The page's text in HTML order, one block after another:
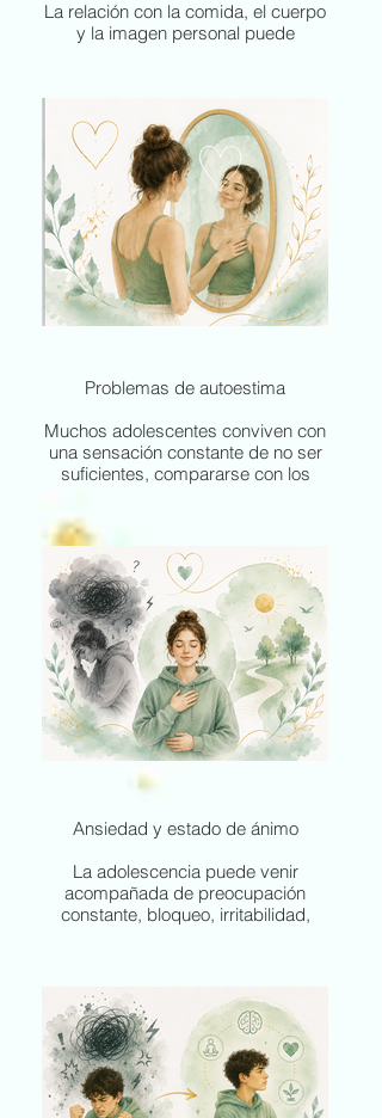
La relación con la comida, el cuerpo
y la imagen personal puede
restricción, atracones, culpa al
comer, miedo a engordar, rechazo
corporal, obsesión por la imagen o
una autoexigencia muy intensa.
En este proceso trabajamos desde
la comprensión, el respeto y la
sensibilidad, ayudando al
adolescente a recuperar una
relación más sana con la comida,
con su cuerpo y con su propia
autoestima, la regulación emocional
y los factores que pueden estar
manteniendo el problema, siempre
desde una intervención coordinada
y cuidadosa.
Problemas de autoestima
Muchos adolescentes conviven con
una sensación constante de no ser
suficientes, compararse con los
mirarse a sí mismos desde la
crítica. Esto puede afectar a su
seguridad, a sus relaciones, a su
motivación y a su bienestar
emocional.
En terapia trabajamos para
fortalecer la autoestima, mejorar el
autoconcepto, reducir la crítica
interna y ayudarles a construir una
mirada más realista, amable y
segura sobre sí mismos. El objetivo
no es solo que se sientan mejor,
sino que aprendan a reconocerse,
valorarse y relacionarse consigo
mismos de una forma más sana.
Ansiedad y estado de ánimo
La adolescencia puede venir
acompañada de preocupación
constante, bloqueo, irritabilidad,
identificar lo que pasa y todo se vive
como una mezcla de malestar,
cansancio y tensión interna.
En terapia ayudamos al adolescente
a comprender lo que le ocurre,